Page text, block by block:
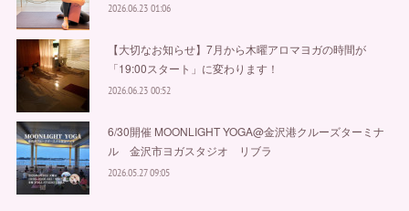
2026.06.23 01:06
【大切なお知らせ】7月から木曜アロマヨガの時間が
「19:00スタート」に変わります！
2026.06.23 00:52
6/30開催 MOONLIGHT YOGA@金沢港クルーズターミナ
ル 金沢市ヨガスタジオ リブラ
2026.05.27 09:05